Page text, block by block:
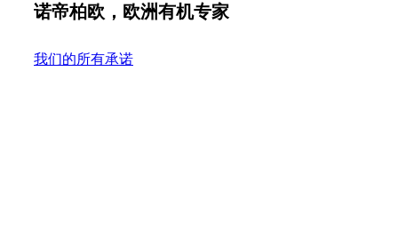
诺帝柏欧，欧洲有机专家
我们的所有承诺